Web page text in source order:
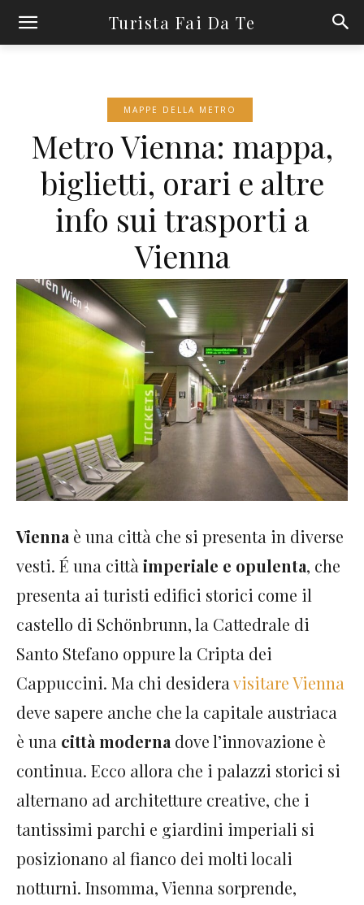
Turista Fai Da Te
MAPPE DELLA METRO
Metro Vienna: mappa,
biglietti, orari e altre
info sui trasporti a
Vienna
Vienna è una città che si presenta in diverse
vesti. É una città imperiale e opulenta, che
presenta ai turisti edifici storici come il
castello di Schönbrunn, la Cattedrale di
Santo Stefano oppure la Cripta dei
Cappuccini. Ma chi desidera visitare Vienna
deve sapere anche che la capitale austriaca
è una città moderna dove l’innovazione è
continua. Ecco allora che i palazzi storici si
alternano ad architetture creative, che i
tantissimi parchi e giardini imperiali si
posizionano al fianco dei molti locali
notturni. Insomma, Vienna sorprende,